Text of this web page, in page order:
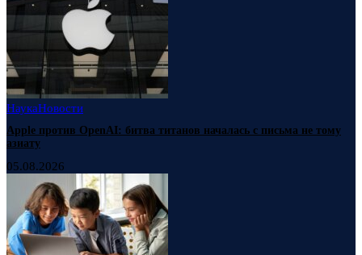
НаукаНовости
Apple против OpenAI: битва титанов началась с письма не тому
азиату
05.08.2026